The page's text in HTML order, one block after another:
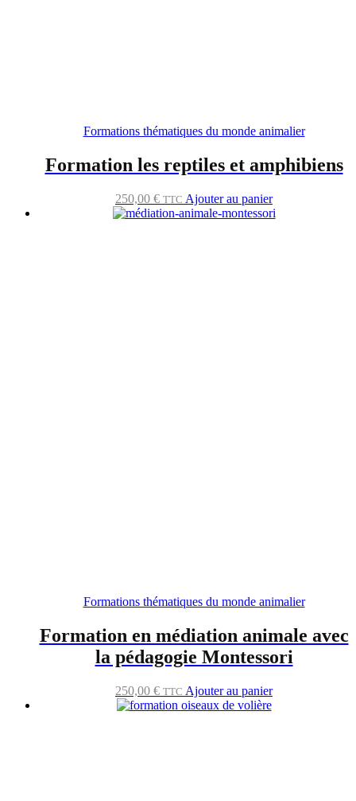
Formations thématiques du monde animalier
Formation les reptiles et amphibiens
250,00 € TTC Ajouter au panier
Formations thématiques du monde animalier
Formation en médiation animale avec
la pédagogie Montessori
250,00 € TTC Ajouter au panier